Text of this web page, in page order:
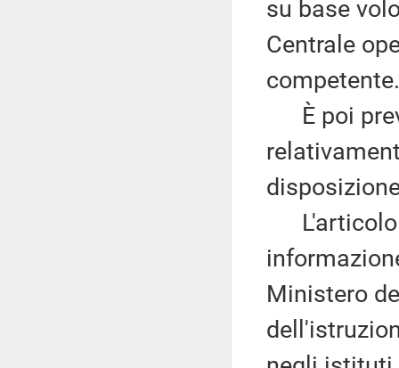
su base
Centrale
competente.
È poi
L'articolo
Ministero